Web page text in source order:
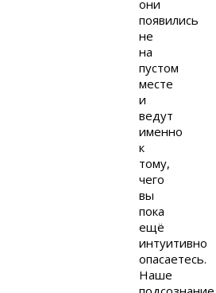
они
появились
не
на
пустом
месте
и
ведут
именно
к
тому,
чего
вы
пока
ещё
интуитивно
опасаетесь.
Наше